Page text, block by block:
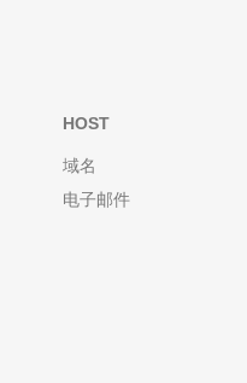
HOST
域名
电子邮件